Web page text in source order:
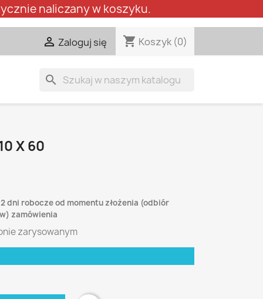
naliczany w koszyku.
 Zaloguj się shopping_cart Koszyk (0)
search
X 60
dni robocze od momentu złożenia (odbiór
zamówienia
zarysowanym